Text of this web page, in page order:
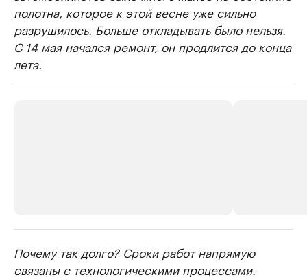
полотна, которое к этой весне уже сильно
разрушилось. Больше откладывать было нельзя.
С 14 мая начался ремонт, он продлится до конца
лета.
РБК Компании
Крупные организации в
Почему так долго? Сроки работ напрямую
связаны с технологическими процессами.